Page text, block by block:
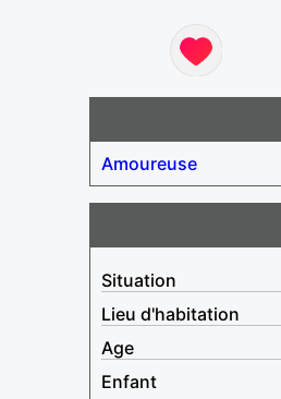
Amoureuse
Situation
Lieu d'habitation
Age
Enfant